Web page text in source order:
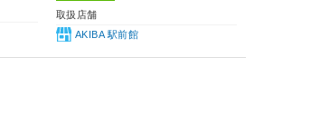
取扱店舗
AKIBA 駅前館